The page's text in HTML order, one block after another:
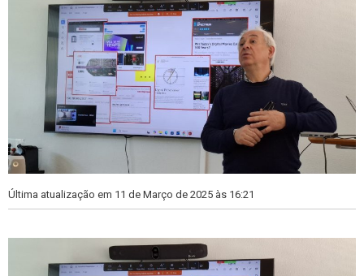
Última atualização em 11 de Março de 2025 às 16:21